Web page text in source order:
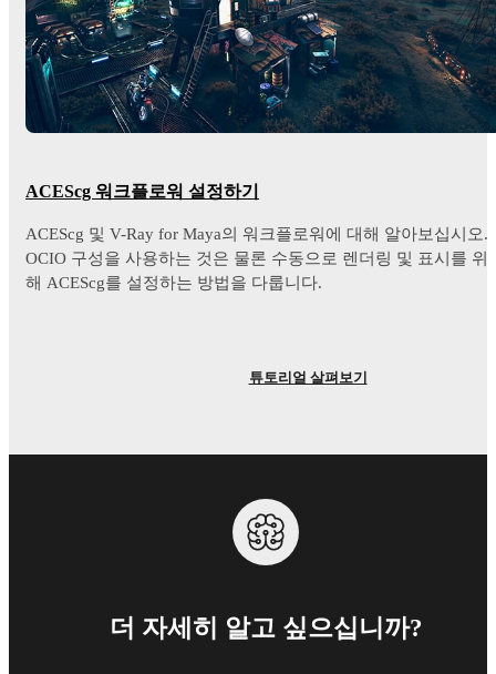
ACEScg 워크플로워 설정하기
ACEScg 및 V-Ray for Maya의 워크플로워에 대해 알아보십시오.
OCIO 구성을 사용하는 것은 물론 수동으로 렌더링 및 표시를 위
해 ACEScg를 설정하는 방법을 다룹니다.
튜토리얼 살펴보기
더 자세히 알고 싶으십니까?